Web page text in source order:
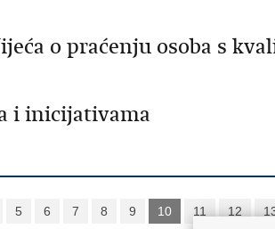
o praćenju osoba s
i inicijativama
5 6 7 8 9 10 11 12